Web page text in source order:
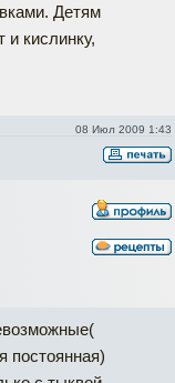
Детям
и кислинку,
08 Июл 2009 1:43
постоянная)